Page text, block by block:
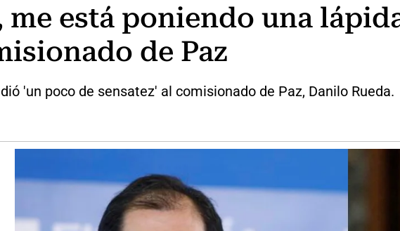
me está poniendo una
de Paz
'un poco de sensatez' al comisionado de Paz, Danilo Rueda.